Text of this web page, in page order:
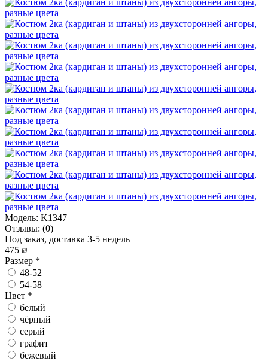
Модель: K1347
Отзывы: (0)
Под заказ, доставка 3-5 недель
475 ₪
Размер *
48-52
54-58
Цвет *
белый
чёрный
серый
графит
бежевый